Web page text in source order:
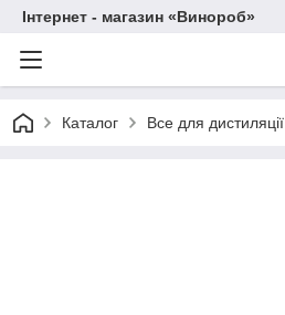
Інтернет - магазин «Винороб»
Каталог Все для дистиляції